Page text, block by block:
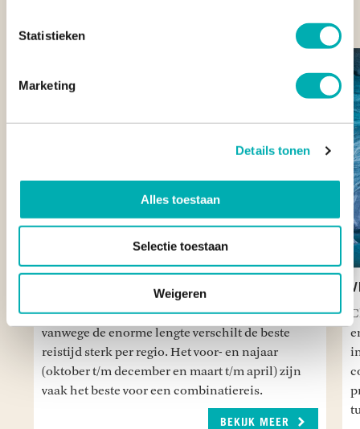
Statistieken
Marketing
Details tonen
Alles toestaan
Selectie toestaan
Weigeren
Je kunt Chili het hele jaar door bezoeken, maar
vanwege de enorme lengte verschilt de beste
reistijd sterk per regio. Het voor- en najaar
(oktober t/m december en maart t/m april) zijn
vaak het beste voor een combinatiereis.
BEKIJK MEER